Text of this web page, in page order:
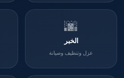
🌆
الخبر
عزل وتنظيف وصيانة